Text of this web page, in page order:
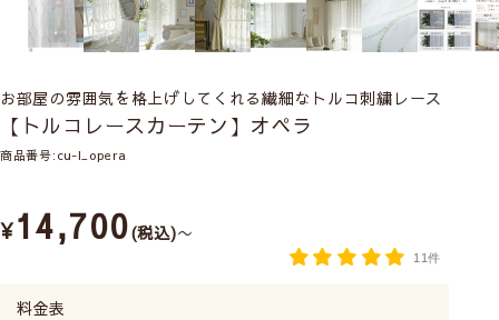
お部屋の雰囲気を格上げしてくれる繊細なトルコ刺繍レース
【トルコレースカーテン】オペラ
商品番号 cu-l_opera
¥14,700 税込 〜
11件
料金表